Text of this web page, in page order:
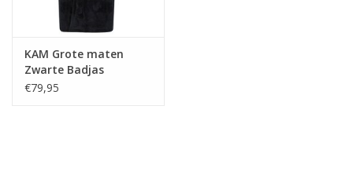
KAM Grote maten
Zwarte Badjas
€79,95